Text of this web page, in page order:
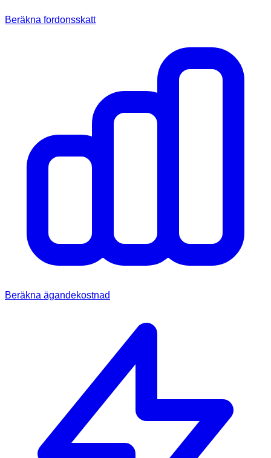
Beräkna fordonsskatt
Beräkna ägandekostnad